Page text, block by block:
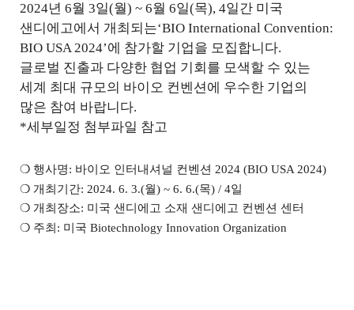
2024년 6월 3일(월) ~ 6월 6일(목), 4일간 미국
샌디에고에서 개최되는‘BIO International Convention:
BIO USA 2024’에 참가할 기업을 모집합니다.
글로벌 진출과 다양한 협업 기회를 모색할 수 있는
세계 최대 규모의 바이오 컨벤션에 우수한 기업의
많은 참여 바랍니다.
*세부일정 첨부파일 참고
❍ 행사명: 바이오 인터내셔널 컨벤션 2024 (BIO USA 2024)
❍ 개최기간: 2024. 6. 3.(월) ~ 6. 6.(목) / 4일
❍ 개최장소: 미국 샌디에고 소재 샌디에고 컨벤션 센터
❍ 주최 : 미국 Biotechnology Innovation Organization